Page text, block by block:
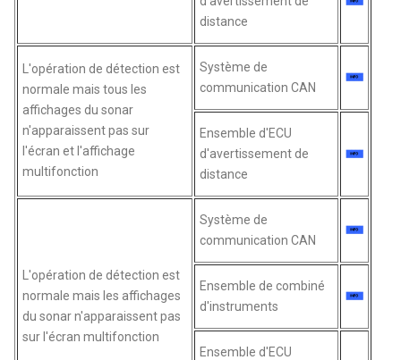
distance
L'opération de détection est
normale mais tous les
affichages du sonar
n'apparaissent pas sur
l'écran et l'affichage
multifonction
Système de
communication CAN
Ensemble d'ECU
d'avertissement de
distance
L'opération de détection est
normale mais les affichages
du sonar n'apparaissent pas
sur l'écran multifonction
Système de
communication CAN
Ensemble de combiné
d'instruments
Ensemble d'ECU